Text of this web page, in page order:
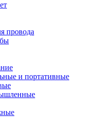
провода
и портативные